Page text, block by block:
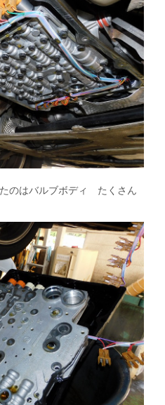
のはバルブボディ たくさん